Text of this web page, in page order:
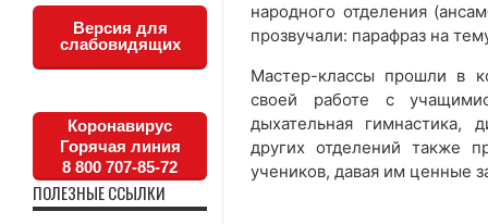
народного отделения
прозвучали: парафраз на
Мастер-классы прошли в
своей работе с
дыхательная гимнастика,
других отделений также
учеников, давая им ценные
Версия для
слабовидящих
Коронавирус
Горячая линия
8 800 707-85-72
ПОЛЕЗНЫЕ ССЫЛКИ